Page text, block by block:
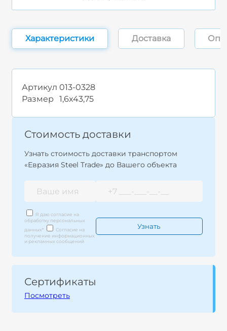
Характеристики Доставка
Артикул 013-0328
Размер
1,6x43,75
Стоимость доставки
Узнать стоимость доставки транспортом
«Евразия Steel Trade» до Вашего объекта
Я даю согласие на
обработку персональных
данных*
Согласие на
получение информационных
и рекламных сообщений
Сертификаты
Посмотреть